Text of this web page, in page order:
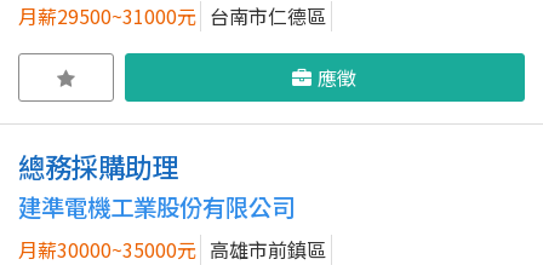
月薪29500~31000元 台南市仁德區
應徵
總務採購助理
建準電機工業股份有限公司
月薪30000~35000元 高雄市前鎮區